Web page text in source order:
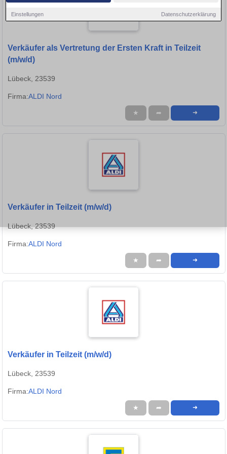
Einstellungen Datenschutzerklärung
Verkäufer als Vertretung der Ersten Kraft in Teilzeit
(m/w/d)
Lübeck, 23539
Firma:ALDI Nord
★ ➦ ➜
Verkäufer in Teilzeit (m/w/d)
Lübeck, 23539
Firma:ALDI Nord
★ ➦ ➜
Verkäufer in Teilzeit (m/w/d)
Lübeck, 23539
Firma:ALDI Nord
★ ➦ ➜